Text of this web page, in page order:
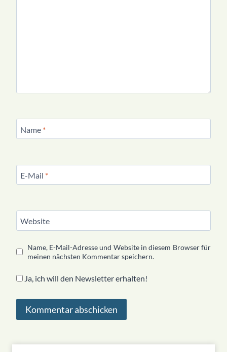
Name *
E-Mail *
Website
Name, E-Mail-Adresse und Website in diesem Browser für
meinen nächsten Kommentar speichern.
Ja, ich will den Newsletter erhalten!